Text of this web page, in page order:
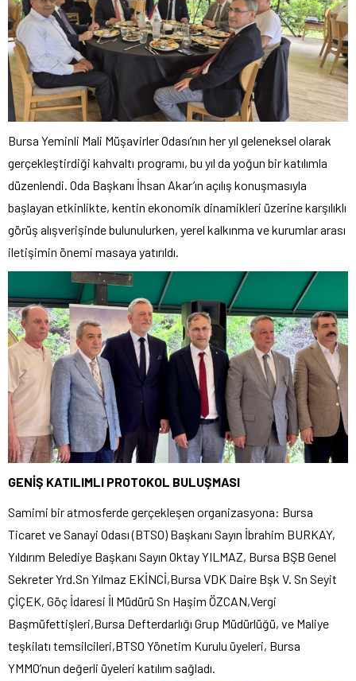
Bursa Yeminli Mali Müşavirler Odası’nın her yıl geleneksel olarak
gerçekleştirdiği kahvaltı programı, bu yıl da yoğun bir katılımla
düzenlendi. Oda Başkanı İhsan Akar’ın açılış konuşmasıyla
başlayan etkinlikte, kentin ekonomik dinamikleri üzerine karşılıklı
görüş alışverişinde bulunulurken, yerel kalkınma ve kurumlar arası
iletişimin önemi masaya yatırıldı.
GENİŞ KATILIMLI PROTOKOL BULUŞMASI
Samimi bir atmosferde gerçekleşen organizasyona: Bursa
Ticaret ve Sanayi Odası (BTSO) Başkanı Sayın İbrahim BURKAY,
Yıldırım Belediye Başkanı Sayın Oktay YILMAZ, Bursa BŞB Genel
Sekreter Yrd.Sn Yılmaz EKİNCİ,Bursa VDK Daire Bşk V. Sn Seyit
ÇİÇEK, Göç İdaresi İl Müdürü Sn Haşim ÖZCAN,Vergi
Başmüfettişleri,Bursa Defterdarlığı Grup Müdürlüğü, ve Maliye
teşkilatı temsilcileri,BTSO Yönetim Kurulu üyeleri, Bursa
YMMO’nun değerli üyeleri katılım sağladı.